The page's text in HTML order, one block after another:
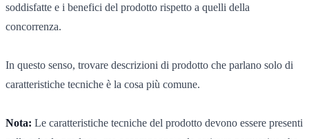
soddisfatte e i benefici del prodotto rispetto a quelli della
concorrenza.
In questo senso, trovare descrizioni di prodotto che parlano solo di
caratteristiche tecniche è la cosa più comune.
Nota: Le caratteristiche tecniche del prodotto devono essere presenti